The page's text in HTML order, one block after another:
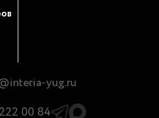
yug.ru
00 84